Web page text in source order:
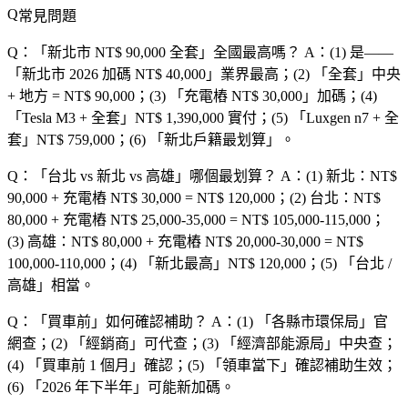
常見問題
Q：「 新北市 NT$ 90,000 全套 」全國最高嗎？ A：(1) 是——
「 新北市 2026 加碼 NT$ 40,000 」業界最高；(2) 「 全套 」中央
+ 地方 = NT$ 90,000；(3) 「 充電樁 NT$ 30,000 」加碼；(4)
「 Tesla M3 + 全套 」NT$ 1,390,000 實付；(5) 「 Luxgen n7 + 全
套 」NT$ 759,000；(6) 「 新北戶籍最划算 」。
Q：「 台北 vs 新北 vs 高雄 」哪個最划算？ A：(1) 新北：NT$
90,000 + 充電樁 NT$ 30,000 = NT$ 120,000；(2) 台北：NT$
80,000 + 充電樁 NT$ 25,000-35,000 = NT$ 105,000-115,000；
(3) 高雄：NT$ 80,000 + 充電樁 NT$ 20,000-30,000 = NT$
100,000-110,000；(4) 「 新北最高 」NT$ 120,000；(5) 「 台北 /
高雄 」相當。
Q：「 買車前 」如何確認補助？ A：(1) 「 各縣市環保局 」官
網查；(2) 「 經銷商 」可代查；(3) 「 經濟部能源局 」中央查；
(4) 「 買車前 1 個月 」確認；(5) 「 領車當下 」確認補助生效；
(6) 「 2026 年下半年 」可能新加碼。